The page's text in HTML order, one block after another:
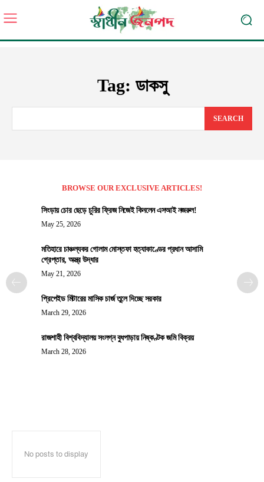
Tag: ডাকসু
SEARCH
BROWSE OUR EXCLUSIVE ARTICLES!
সিংড়ায় চোর ছেড়ে চুরির ফ্রিজ নিজেই কিনলেন এসআই নজরুল!
May 25, 2026
মতিহারে চাঞ্চল্যকর গোলাম মোস্তফা হত্যাকাণ্ডের প্রধান আসামি
গ্রেপ্তার, অস্ত্র উদ্ধার
May 21, 2026
প্রিপেইড মিটারের মাসিক চার্জ তুলে দিচ্ছে সরকার
March 29, 2026
রাজশাহী বিশ্ববিদ্যালয় সংলগ্ন বুধপাড়ায় নিষ্কণ্টক জমি বিক্রয়
March 28, 2026
No posts to display